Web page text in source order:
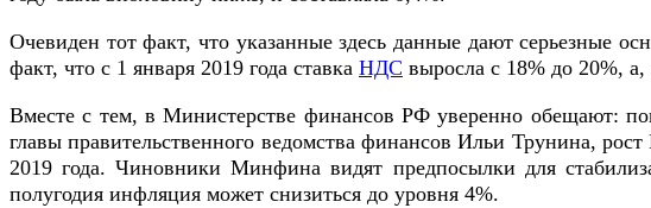
Очевиден тот факт, что указанные здесь данные дают серьезные
факт, что с 1 января 2019 года ставка НДС выросла с 18% до 20%, а,
Вместе с тем, в Министерстве финансов РФ уверенно обещают:
главы правительственного ведомства финансов Ильи Трунина,
2019 года. Чиновники Минфина видят предпосылки для
полугодия инфляция может снизиться до уровня 4%.